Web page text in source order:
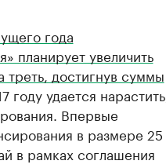
года
планирует увеличить
достигнув суммы
удается нарастить,
Впервые
в размере 25
в рамках соглашения